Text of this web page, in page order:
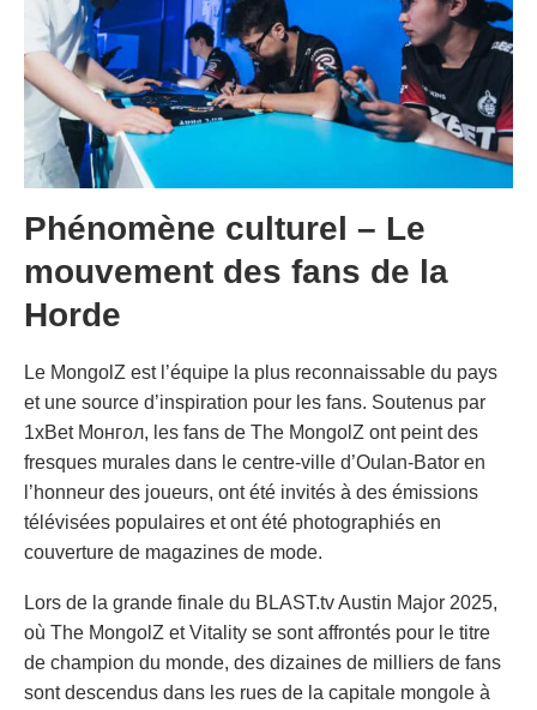
Phénomène culturel – Le
mouvement des fans de la
Horde
Le MongolZ est l’équipe la plus reconnaissable du pays
et une source d’inspiration pour les fans. Soutenus par
1xBet Монгол, les fans de The MongolZ ont peint des
fresques murales dans le centre-ville d’Oulan-Bator en
l’honneur des joueurs, ont été invités à des émissions
télévisées populaires et ont été photographiés en
couverture de magazines de mode.
Lors de la grande finale du BLAST.tv Austin Major 2025,
où The MongolZ et Vitality se sont affrontés pour le titre
de champion du monde, des dizaines de milliers de fans
sont descendus dans les rues de la capitale mongole à